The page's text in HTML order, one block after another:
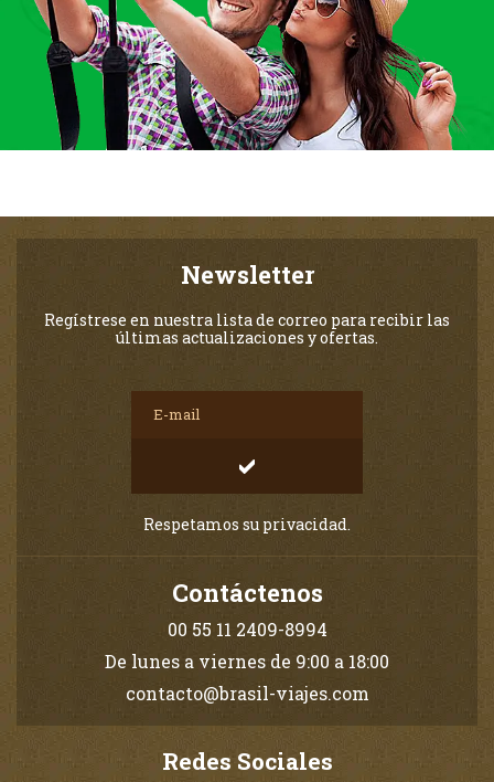
Newsletter
Regístrese en nuestra lista de correo para recibir las
últimas actualizaciones y ofertas.
Respetamos su privacidad.
Contáctenos
00 55 11 2409-8994
De lunes a viernes de 9:00 a 18:00
contacto@brasil-viajes.com
Redes Sociales